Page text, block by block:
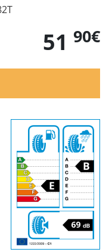
51 90€